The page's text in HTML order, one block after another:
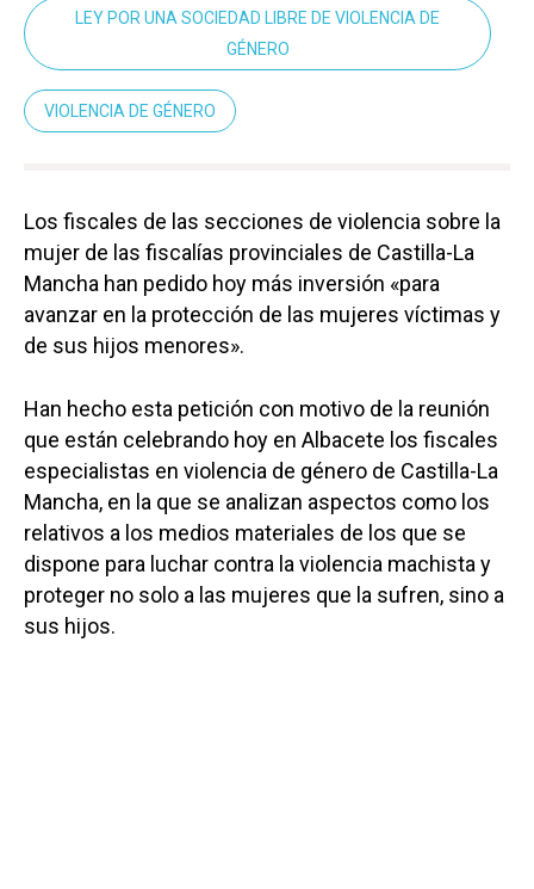
LEY POR UNA SOCIEDAD LIBRE DE VIOLENCIA DE
GÉNERO
VIOLENCIA DE GÉNERO
Los fiscales de las secciones de violencia sobre la
mujer de las fiscalías provinciales de Castilla-La
Mancha han pedido hoy más inversión «para
avanzar en la protección de las mujeres víctimas y
de sus hijos menores».
Han hecho esta petición con motivo de la reunión
que están celebrando hoy en Albacete los fiscales
especialistas en violencia de género de Castilla-La
Mancha, en la que se analizan aspectos como los
relativos a los medios materiales de los que se
dispone para luchar contra la violencia machista y
proteger no solo a las mujeres que la sufren, sino a
sus hijos.